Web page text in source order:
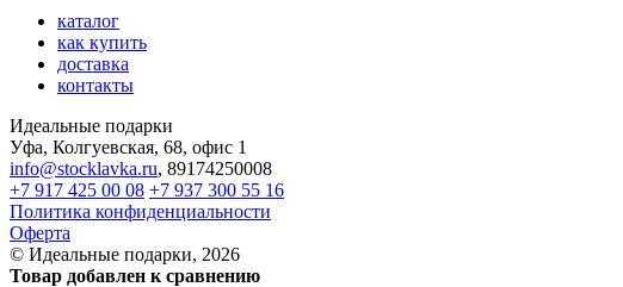
каталог
как купить
доставка
контакты
Идеальные подарки
Уфа, Колгуевская, 68, офис 1
info@stocklavka.ru, 89174250008
+7 917 425 00 08 +7 937 300 55 16
Политика конфиденциальности
Оферта
© Идеальные подарки, 2026
Товар добавлен к сравнению